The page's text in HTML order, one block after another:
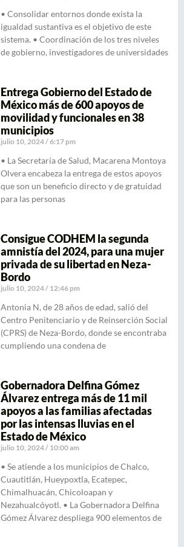
• Consolidar entornos donde exista la
igualdad sustantiva es el objetivo de este
sistema. • Coordinación de los tres niveles
de gobierno, investigadores de universidades
Entrega Gobierno del Estado de
México más de 600 apoyos de
movilidad y funcionales en 38
municipios
julio 10, 2024 6:17 pm
• La Secretaría de Salud, Macarena Montoya
Olvera encabeza la entrega de estos apoyos
que son un beneficio directo y de gratuidad
para las personas
Consigue CODHEM la segunda
amnistía del 2024, para una mujer
privada de su libertad en Neza-
Bordo
julio 10, 2024 12:46 pm
Antonia N, de 28 años de edad, salió del
Centro Penitenciario y de Reinserción Social
(CPRS) de Neza-Bordo, donde se encontraba
cumpliendo una condena de
Gobernadora Delfina Gómez
Álvarez entrega más de 11 mil
apoyos a las familias afectadas
por las intensas lluvias en el
Estado de México
julio 10, 2024 10:00 am
• Se atiende a los municipios de Chalco,
Cuautitlán, Hueypoxtla, Ecatepec,
Chimalhuacán, Chicoloapan y
Nezahualcóyotl. • La Gobernadora Delfina
Gómez Álvarez despliega 900 elementos de